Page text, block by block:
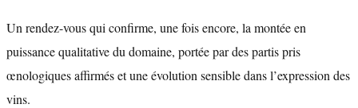
Un rendez-vous qui confirme, une fois encore, la montée en
puissance qualitative du domaine, portée par des partis pris
œnologiques affirmés et une évolution sensible dans l’expression des
vins.